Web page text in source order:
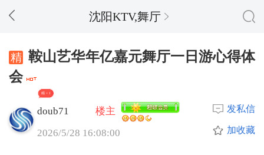
沈阳KTV,舞厅
鞍山艺华年亿嘉元舞厅一日游心得体
会
精 + 1
doub71
楼主
2026/5/28 16:08:00
发私信
加收藏